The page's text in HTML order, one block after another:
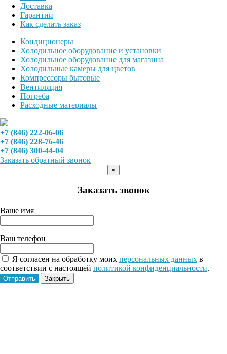
Доставка
Гарантии
Как сделать заказ
Кондиционеры
Холодильное оборудование и установки
Холодильное оборудование для магазина
Холодильные камеры для цветов
Компрессоры бытовые
Вентиляция
Погреба
Расходные материалы
+7 (846) 222-06-06
+7 (846) 228-76-46
+7 (846) 300-44-04
Заказать обратный звонок
×
Заказать звонок
Ваше имя
Ваш телефон
Я согласен на обработку моих персональных данных в
соответствии с настоящей политикой конфиденциальности.
Отправить Закрыть